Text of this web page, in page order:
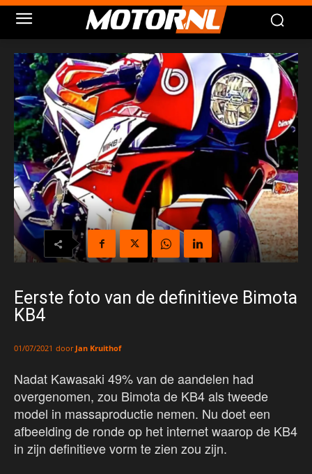
Eerste foto van de definitieve Bimota
KB4
01/07/2021 door Jan Kruithof
Nadat Kawasaki 49% van de aandelen had
overgenomen, zou Bimota de KB4 als tweede
model in massaproductie nemen. Nu doet een
afbeelding de ronde op het internet waarop de KB4
in zijn definitieve vorm te zien zou zijn.